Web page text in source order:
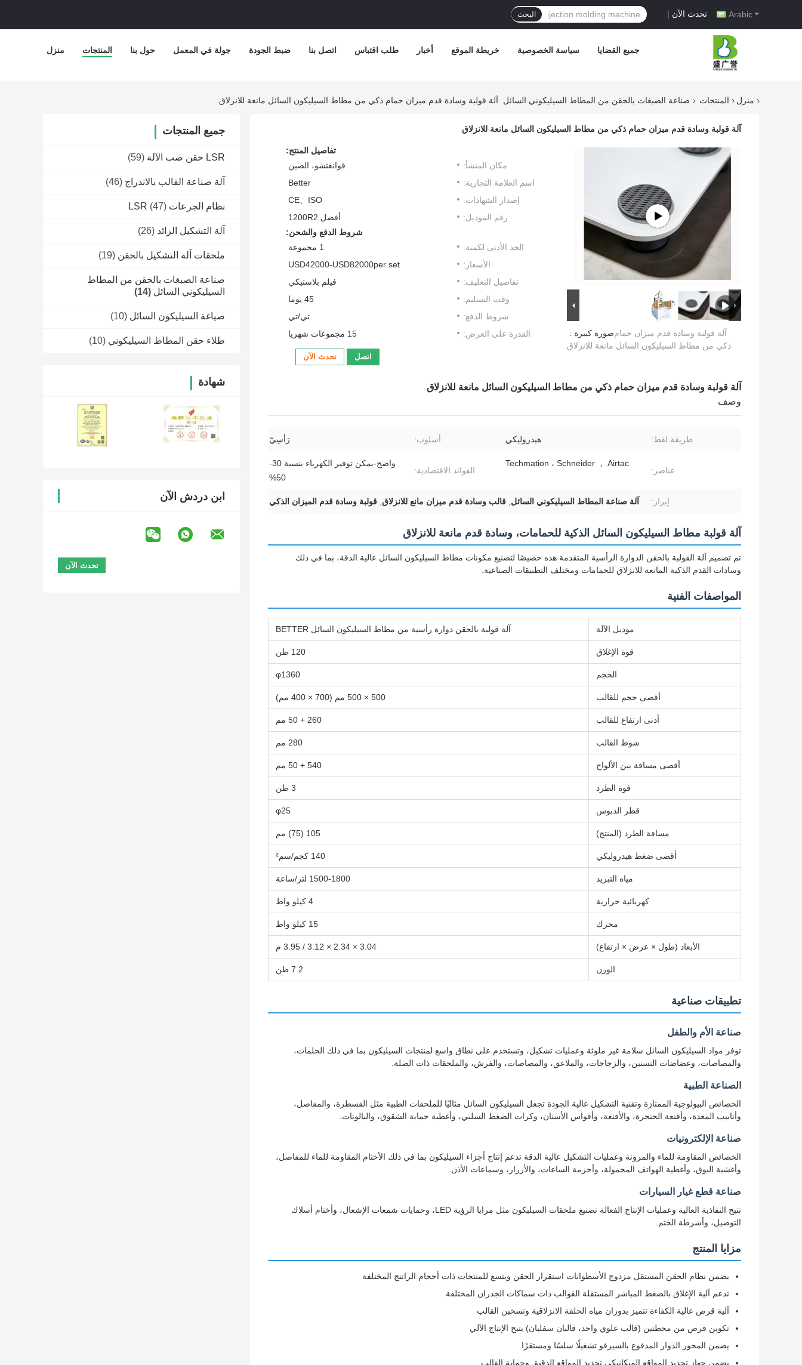
Arabic تحدث الآن | البحث
منزل المنتجات حول بنا جولة في المعمل ضبط الجودة اتصل بنا طلب اقتباس أخبار خريطة الموقع سياسة الخصوصية جميع القضايا
منزل المنتجات صناعة الصبغات بالحقن من المطاط السيليكوني السائل آلة قولبة وسادة قدم ميزان حمام ذكي من مطاط السيليكون السائل مانعة للانزلاق
جميع المنتجات
LSR حقن صب الآلة (59)
آلة صناعة القالب بالاندراج (46)
نظام الجرعات LSR (47)
آلة التشكيل الزائد (26)
ملحقات آلة التشكيل بالحقن (19)
صناعة الصبغات بالحقن من المطاط
السيليكوني السائل (14)
صياغة السيليكون السائل (10)
طلاء حقن المطاط السيليكوني (10)
شهادة
ابن دردش الآن
آلة قولبة وسادة قدم ميزان حمام ذكي من مطاط السيليكون السائل مانعة للانزلاق
صورة كبيرة :آلة قولبة وسادة قدم ميزان حمام
ذكي من مطاط السيليكون السائل مانعة للانزلاق
تفاصيل المنتج:
مكان المنشأ:
قوانغتشو، الصين
اسم العلامة التجارية:
Better
إصدار الشهادات:
CE、ISO
رقم الموديل:
أفضل 1200R2
شروط الدفع والشحن:
الحد الأدنى لكمية:
1 مجموعة
الأسعار:
USD42000-USD82000per set
تفاصيل التغليف:
فيلم بلاستيكي
وقت التسليم:
45 يوما
شروط الدفع:
تي/تي
القدرة على العرض:
15 مجموعات شهريا
اتصل تحدث الآن
آلة قولبة وسادة قدم ميزان حمام ذكي من مطاط السيليكون السائل مانعة للانزلاق
وصف
طريقة لقط: هيدروليكي أسلوب: رَأسِيّ
عناصر:
Techmation ، Schneider ， Airtac
الفوائد الاقتصادية:
واضح-يمكن توفير الكهرباء بنسبة 30-
50%
إبراز: آلة صناعة المطاط السيليكوني السائل, قالب وسادة قدم ميزان مانع للانزلاق, قولبة وسادة قدم الميزان الذكي
آلة قولبة مطاط السيليكون السائل الذكية للحمامات، وسادة قدم مانعة للانزلاق
تم تصميم آلة القولبة بالحقن الدوارة الرأسية المتقدمة هذه خصيصًا لتصنيع مكونات مطاط السيليكون السائل عالية الدقة، بما في ذلك
وسادات القدم الذكية المانعة للانزلاق للحمامات ومختلف التطبيقات الصناعية.
المواصفات الفنية
موديل الآلة آلة قولبة بالحقن دوارة رأسية من مطاط السيليكون السائل BETTER
قوة الإغلاق 120 طن
الحجم φ1360
أقصى حجم للقالب 500 × 500 مم (700 × 400 مم)
أدنى ارتفاع للقالب 260 + 50 مم
شوط القالب 280 مم
أقصى مسافة بين الألواح 540 + 50 مم
قوة الطرد 3 طن
قطر الدبوس φ25
مسافة الطرد (المنتج) 105 (75) مم
أقصى ضغط هيدروليكي 140 كجم/سم²
مياه التبريد 1500-1800 لتر/ساعة
كهربائية حرارية 4 كيلو واط
محرك 15 كيلو واط
الأبعاد (طول × عرض × ارتفاع) 3.04 × 2.34 × 3.12 / 3.95 م
الوزن 7.2 طن
تطبيقات صناعية
صناعة الأم والطفل
توفر مواد السيليكون السائل سلامة غير ملوثة وعمليات تشكيل، وتستخدم على نطاق واسع لمنتجات السيليكون بما في ذلك الحلمات،
والمصاصات، وعضاضات التسنين، والزجاجات، والملاعق، والمصاصات، والفرش، والملحقات ذات الصلة.
الصناعة الطبية
الخصائص البيولوجية الممتازة وتقنية التشكيل عالية الجودة تجعل السيليكون السائل مثاليًا للملحقات الطبية مثل القسطرة، والمفاصل،
وأنابيب المعدة، وأقنعة الحنجرة، والأقنعة، وأقواس الأسنان، وكرات الضغط السلبي، وأغطية حماية الشقوق، والبالونات.
صناعة الإلكترونيات
الخصائص المقاومة للماء والمرونة وعمليات التشكيل عالية الدقة تدعم إنتاج أجزاء السيليكون بما في ذلك الأختام المقاومة للماء للمفاصل،
وأغشية البوق، وأغطية الهواتف المحمولة، وأحزمة الساعات، والأزرار، وسماعات الأذن.
صناعة قطع غيار السيارات
تتيح النفاذية العالية وعمليات الإنتاج الفعالة تصنيع ملحقات السيليكون مثل مرايا الرؤية LED، وحمايات شمعات الإشعال، وأختام أسلاك
التوصيل، وأشرطة الختم.
مزايا المنتج
يضمن نظام الحقن المستقل مزدوج الأسطوانات استقرار الحقن ويتسع للمنتجات ذات أحجام الراتنج المختلفة
تدعم آلية الإغلاق بالضغط المباشر المستقلة القوالب ذات سماكات الجدران المختلفة
آلية قرص عالية الكفاءة تتميز بدوران مياه الحلقة الانزلاقية وتسخين القالب
تكوين قرص من محطتين (قالب علوي واحد، قالبان سفليان) يتيح الإنتاج الآلي
يضمن المحور الدوار المدفوع بالسيرفو تشغيلًا سلسًا ومستقرًا
يضمن جهاز تحديد المواقع الميكانيكي تحديد المواقع الدقيق وحماية القالب